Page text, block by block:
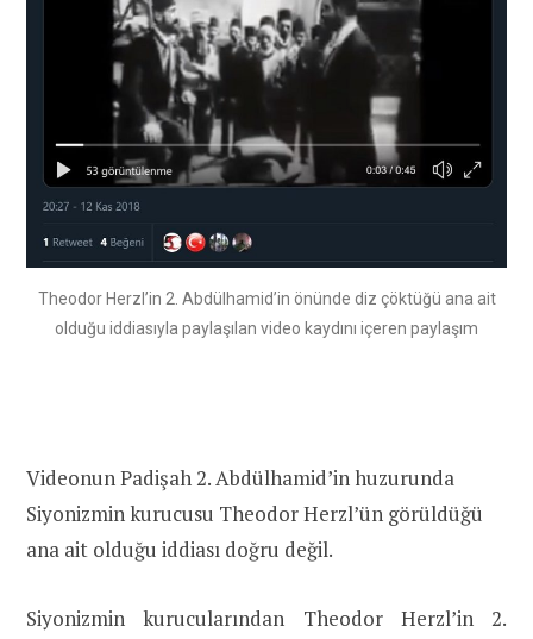
Theodor Herzl’in 2. Abdülhamid’in önünde diz çöktüğü ana ait
olduğu iddiasıyla paylaşılan video kaydını içeren paylaşım
Videonun Padişah 2. Abdülhamid’in huzurunda
Siyonizmin kurucusu Theodor Herzl’ün görüldüğü
ana ait olduğu iddiası doğru değil.
Siyonizmin kurucularından Theodor Herzl’in 2.